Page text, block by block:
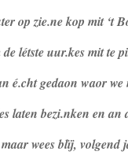
op zie.ne kop mit ‘t
létste uur.kes mit te
é.cht gedaon waor
laten bezi.nken en an
wees blïj, volgend